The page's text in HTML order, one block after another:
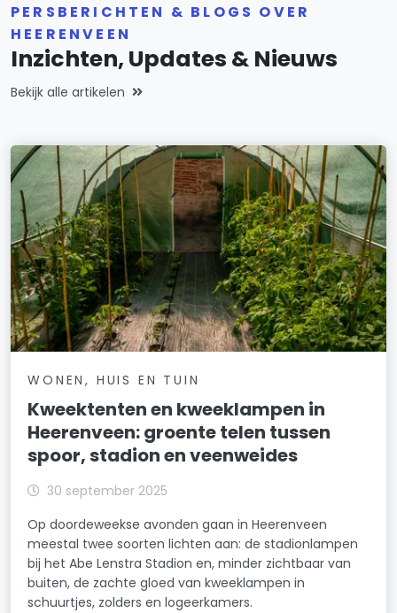
PERSBERICHTEN & BLOGS OVER
HEERENVEEN
Inzichten, Updates & Nieuws
Bekijk alle artikelen
WONEN, HUIS EN TUIN
Kweektenten en kweeklampen in
Heerenveen: groente telen tussen
spoor, stadion en veenweides
30 september 2025
Op doordeweekse avonden gaan in Heerenveen
meestal twee soorten lichten aan: de stadionlampen
bij het Abe Lenstra Stadion en, minder zichtbaar van
buiten, de zachte gloed van kweeklampen in
schuurtjes, zolders en logeerkamers.